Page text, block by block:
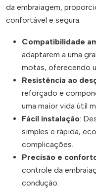
da embraiagem,
confortável e segura.
Compatibilidade
adaptarem a uma
motas, oferecendo
Resistência ao
reforçado e
uma maior vida útil
Fácil instalação:
simples e rápida,
complicações.
Precisão e
controle da
condução.